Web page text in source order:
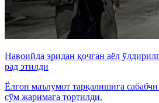
Навоийда эридан қочган аёл
рад этилди
Ёлғон маълумот тарқалишига
сўм жаримага тортилди.